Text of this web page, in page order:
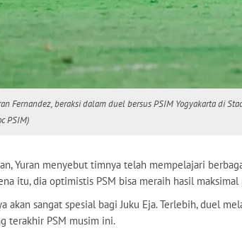
Fernandez, beraksi dalam duel bersus PSIM Yogyakarta di
PSIM)
Yuran menyebut timnya telah mempelajari
itu, dia optimistis PSM bisa meraih hasil
akan sangat spesial bagi Juku Eja. Terlebih, duel
terakhir PSM musim ini.